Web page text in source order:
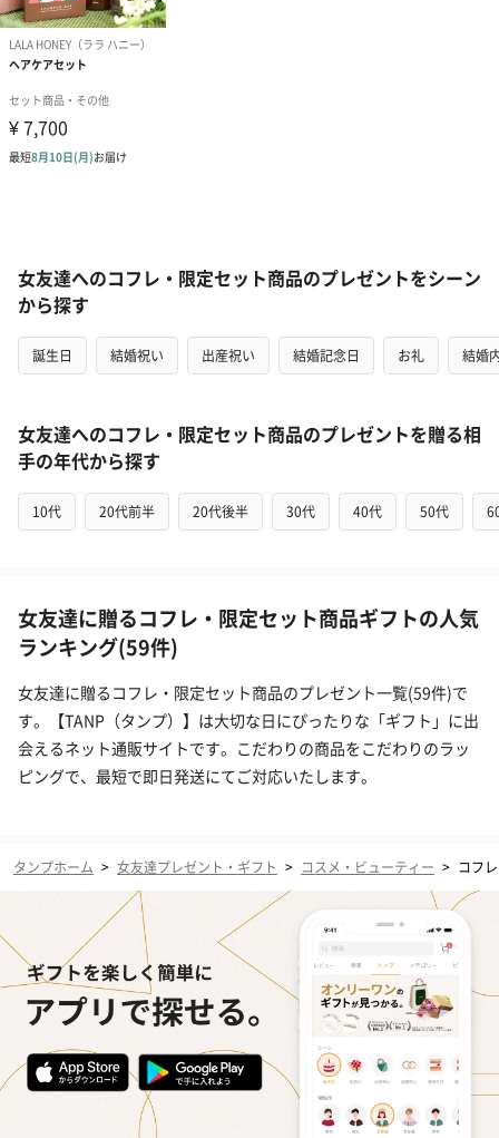
女友達へのコフレ・限定セット商品のプレゼントをシーン
から探す
誕生日 結婚祝い 出産祝い 結婚記念日 お礼 結婚
女友達へのコフレ・限定セット商品のプレゼントを贈る相
手の年代から探す
10代 20代前半 20代後半 30代 40代 50代
女友達に贈るコフレ・限定セット商品ギフトの人気
ランキング(59件)
女友達に贈るコフレ・限定セット商品のプレゼント一覧(59件)で
す。【TANP（タンプ）】は大切な日にぴったりな「ギフト」に出
会えるネット通販サイトです。こだわりの商品をこだわりのラッ
ピングで、最短で即日発送にてご対応いたします。
タンプホーム > 女友達プレゼント・ギフト > コスメ・ビューティー > コフ